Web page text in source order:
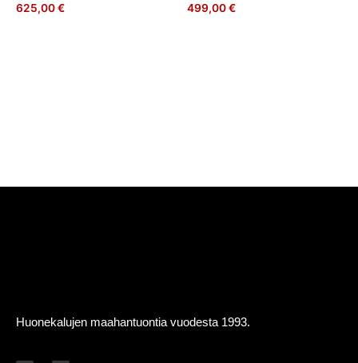
625,00€ 499,00€
Huonekalujen maahantuontia vuodesta 1993.